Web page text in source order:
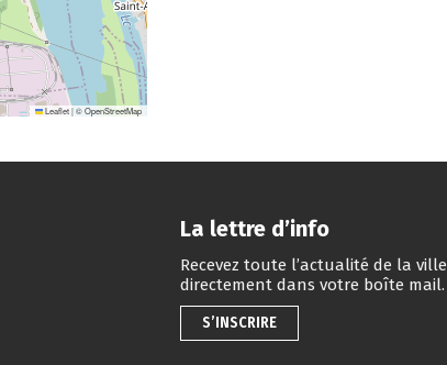
Leaflet|©OpenStreetMap
La lettre d’info
Recevez toute l’actualité de la ville
directement dans votre boîte mail.
S’INSCRIRE